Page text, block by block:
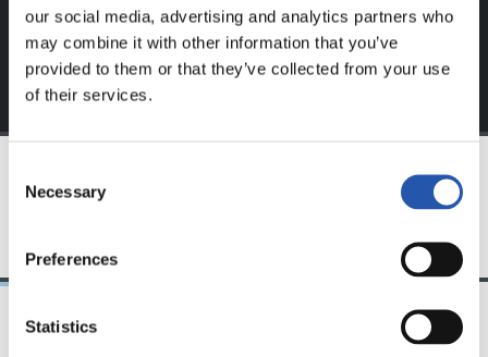
our social media, advertising and analytics partners who
may combine it with other information that you’ve
provided to them or that they’ve collected from your use
of their services.
Selection
Necessary
Preferences
Statistics